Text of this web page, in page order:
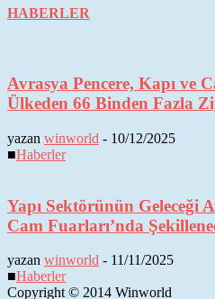
HABERLER
Avrasya Pencere, Kapı ve
Ülkeden 66 Binden Fazla
yazan winworld - 10/12/2025
■Haberler
Yapı Sektörünün Geleceği
Cam Fuarları’nda
yazan winworld - 11/11/2025
■Haberler
Copyright © 2014 Winworld